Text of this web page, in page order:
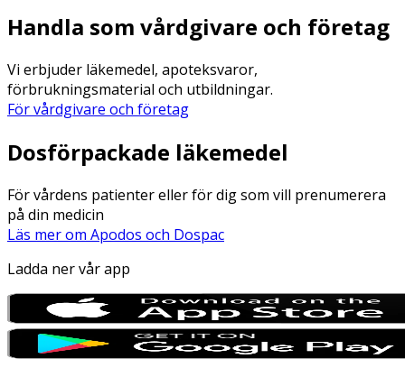
Handla som vårdgivare och företag
Vi erbjuder läkemedel, apoteksvaror,
förbrukningsmaterial och utbildningar.
För vårdgivare och företag
Dosförpackade läkemedel
För vårdens patienter eller för dig som vill prenumerera
på din medicin
Läs mer om Apodos och Dospac
Ladda ner vår app